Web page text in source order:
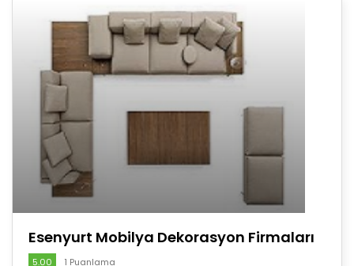
Esenyurt Mobilya Dekorasyon Firmaları
5.00 1 Puanlama